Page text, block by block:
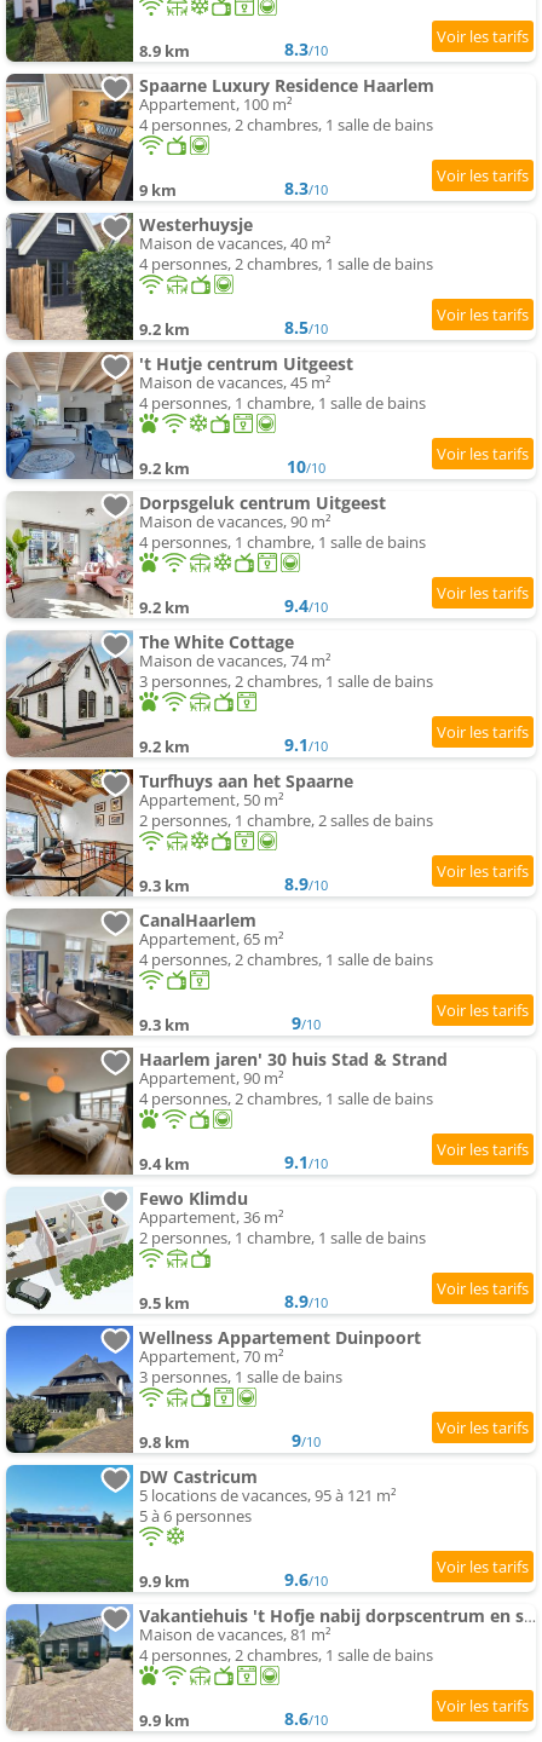
8.9 km 8.3/10
Spaarne Luxury Residence Haarlem
Appartement, 100 m²
4 personnes, 2 chambres, 1 salle de bains
9 km 8.3/10
Westerhuysje
Maison de vacances, 40 m²
4 personnes, 2 chambres, 1 salle de bains
9.2 km 8.5/10
't Hutje centrum Uitgeest
Maison de vacances, 45 m²
4 personnes, 1 chambre, 1 salle de bains
9.2 km 10/10
Dorpsgeluk centrum Uitgeest
Maison de vacances, 90 m²
4 personnes, 1 chambre, 1 salle de bains
9.2 km 9.4/10
The White Cottage
Maison de vacances, 74 m²
3 personnes, 2 chambres, 1 salle de bains
9.2 km 9.1/10
Turfhuys aan het Spaarne
Appartement, 50 m²
2 personnes, 1 chambre, 2 salles de bains
9.3 km 8.9/10
CanalHaarlem
Appartement, 65 m²
4 personnes, 2 chambres, 1 salle de bains
9.3 km 9/10
Haarlem jaren' 30 huis Stad & Strand
Appartement, 90 m²
4 personnes, 2 chambres, 1 salle de bains
9.4 km 9.1/10
Fewo Klimdu
Appartement, 36 m²
2 personnes, 1 chambre, 1 salle de bains
9.5 km 8.9/10
Wellness Appartement Duinpoort
Appartement, 70 m²
3 personnes, 1 salle de bains
9.8 km 9/10
DW Castricum
5 locations de vacances, 95 à 121 m²
5 à 6 personnes
9.9 km 9.6/10
Vakantiehuis 't Hofje nabij dorpscentrum en strand
Maison de vacances, 81 m²
4 personnes, 2 chambres, 1 salle de bains
9.9 km 8.6/10